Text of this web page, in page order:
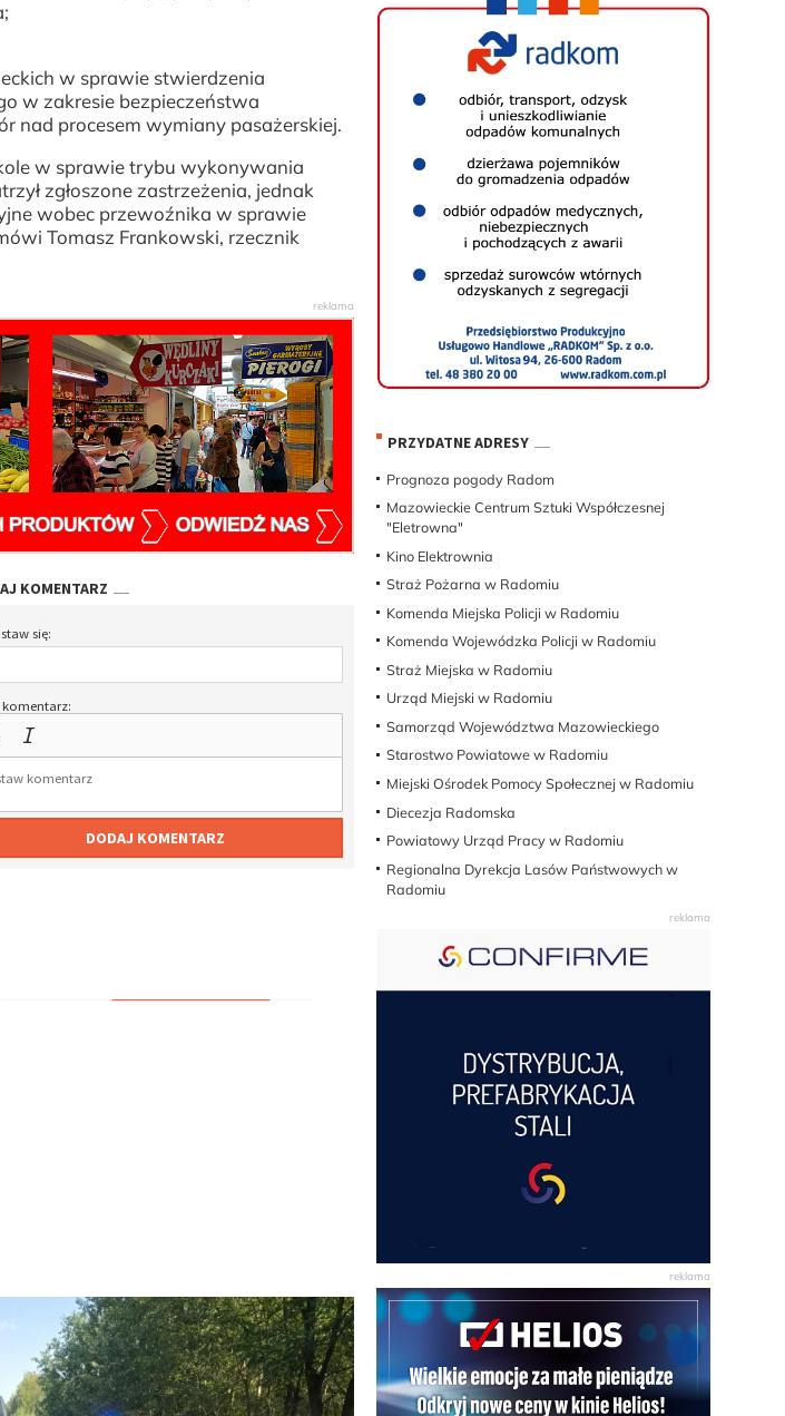
w sprawie stwierdzenia
w zakresie bezpieczeństwa
nad procesem wymiany pasażerskiej.
w sprawie trybu wykonywania
zgłoszone zastrzeżenia, jednak
wobec przewoźnika w sprawie
Tomasz Frankowski, rzecznik
KOMENTARZ
się:
DODAJ KOMENTARZ
PRZYDATNE ADRESY
Prognoza pogody Radom
Mazowieckie Centrum Sztuki Współczesnej
"Eletrowna"
Kino Elektrownia
Straż Pożarna w Radomiu
Komenda Miejska Policji w Radomiu
Komenda Wojewódzka Policji w Radomiu
Straż Miejska w Radomiu
Urząd Miejski w Radomiu
Samorząd Województwa Mazowieckiego
Starostwo Powiatowe w Radomiu
Miejski Ośrodek Pomocy Społecznej w Radomiu
Diecezja Radomska
Powiatowy Urząd Pracy w Radomiu
Regionalna Dyrekcja Lasów Państwowych w
Radomiu